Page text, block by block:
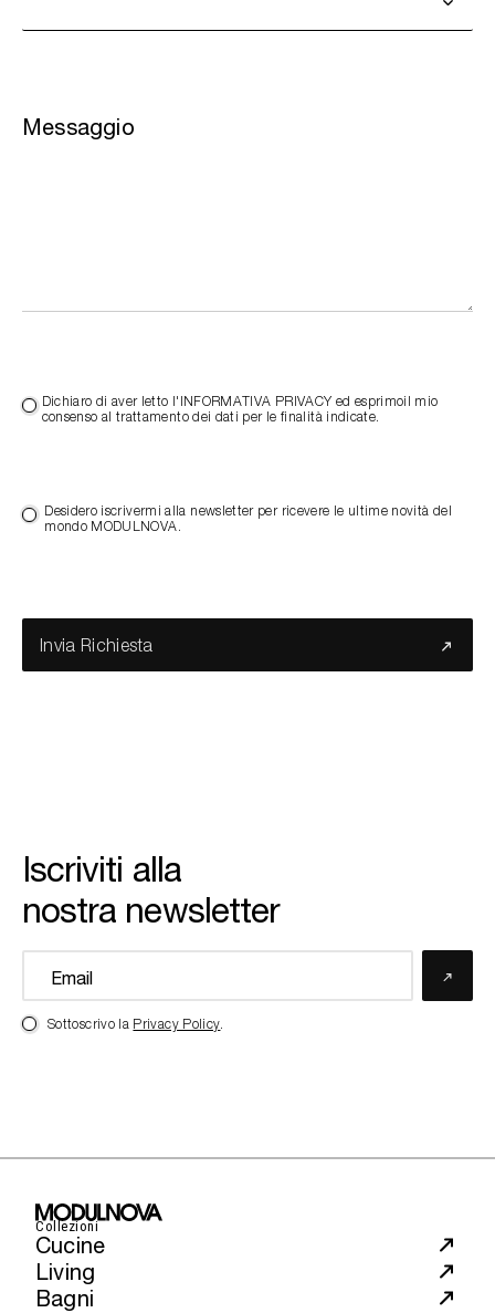
Messaggio
Dichiaro di aver letto l'INFORMATIVA PRIVACY ed esprimoil mio
consenso al trattamento dei dati per le finalità indicate.
Desidero iscrivermi alla newsletter per ricevere le ultime novità del
mondo MODULNOVA.
Invia Richiesta
Iscriviti alla
nostra newsletter
Sottoscrivo la Privacy Policy.
Collezioni
Cucine
Living
Bagni